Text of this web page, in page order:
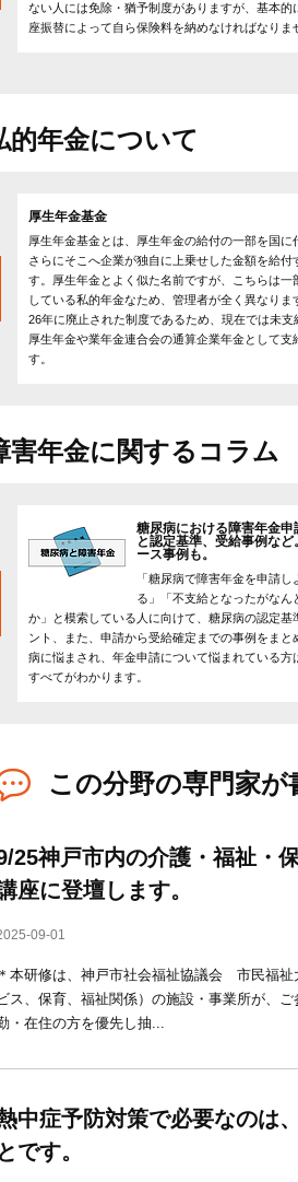
ない人には免除・猶予制度がありますが、基本的
座振替によって自ら保険料を納めなければなりま
的年金について
厚生年金基金
厚生年金基金とは、厚生年金の給付の一部を国に
さらにそこへ企業が独自に上乗せした金額を給付
す。厚生年金とよく似た名前ですが、こちらは一
している私的年金なため、管理者が全く異なりま
26年に廃止された制度であるため、現在では未支
厚生年金や業年金連合会の通算企業年金として支
す。
害年金に関するコラム
糖尿病における障害年金申
と認定基準、受給事例な
ース事例も。
「糖尿病で障害年金を申請
る」「不支給となったがなん
か」と模索している人に向けて、糖尿病の認定基
ント、また、申請から受給確定までの事例をまと
病に悩まされ、年金申請について悩まれている方
すべてがわかります。
この分野の専門家
25神戸市内の介護・福祉・
座に登壇します。
09-01
＊本研修は、神戸市社会福祉協議会 市民福
ス、保育、福祉関係）の施設・事業所が、
・在住の方を優先し抽...
中症予防対策で必要なのは
とです。